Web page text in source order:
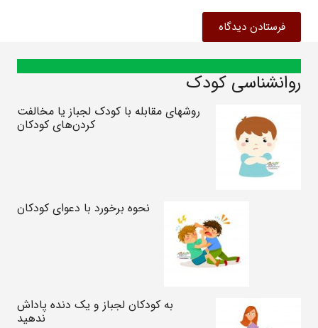
فرستادن دیدگاه
روانشناسی کودک
روشهای مقابله با کودک لجباز یا مخالفت
کردن‌های کودکان
نحوه برخورد با دعوای کودکان
به کودکان لجباز و یک دنده پاداش
ندهید